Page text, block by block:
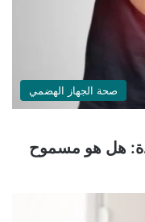
صحة الجهاز الهضمي
هل هو مسموح